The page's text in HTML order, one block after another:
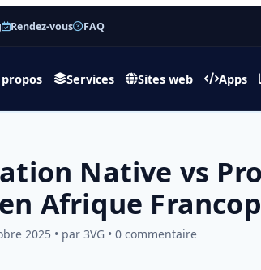
Rendez-vous FAQ
Services Sites web Apps
Native vs
Afrique
2025 • par 3VG • 0 commentaire